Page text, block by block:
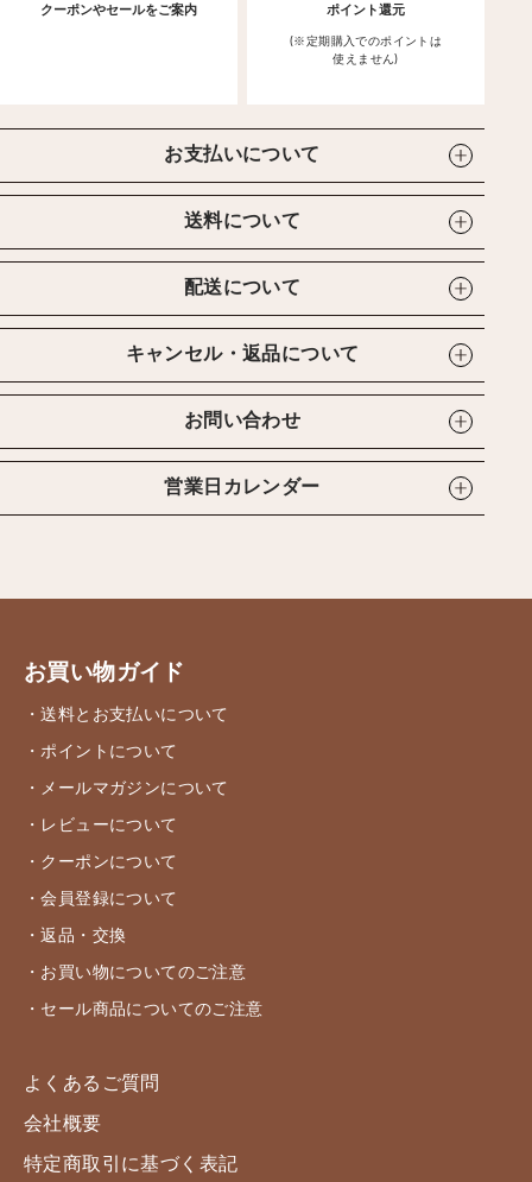
クーポンやセールをご案内
ポイント還元
(※定期購入でのポイントは
使えません)
お支払いについて
送料について
配送について
キャンセル・返品について
お問い合わせ
営業日カレンダー
お買い物ガイド
・送料とお支払いについて
・ポイントについて
・メールマガジンについて
・レビューについて
・クーポンについて
・会員登録について
・返品・交換
・お買い物についてのご注意
・セール商品についてのご注意
よくあるご質問
会社概要
特定商取引に基づく表記